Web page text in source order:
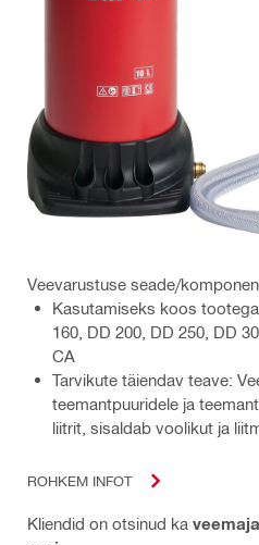
Veevarustuse seade/
Kasutamiseks koos
160, DD 200, DD 250, DD
CA
Tarvikute täiendav teave:
teemantpuuridele ja
liitrit, sisaldab voolikut ja
ROHKEM INFOT
Kliendid on otsinud ka